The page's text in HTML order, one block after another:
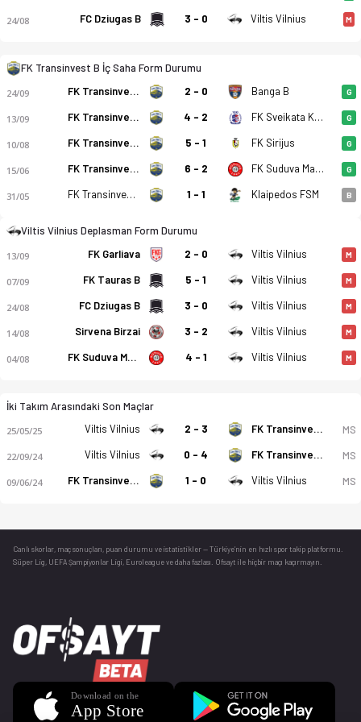
24/08 FC Dziugas B 3 - 0 Viltis Vilnius M
FK Transinvest B İç Saha Form Durumu
24/09 FK Transinvest B 2 - 0 Banga B G
13/09 FK Transinvest B 4 - 2 FK Sveikata Kybartai G
10/08 FK Transinvest B 5 - 1 FK Sirijus G
15/06 FK Transinvest B 6 - 2 FK Suduva Marijampole B G
31/05 FK Transinvest B 1 - 1 Klaipedos FSM B
Viltis Vilnius Deplasman Form Durumu
13/09 FK Garliava 2 - 0 Viltis Vilnius M
07/09 FK Tauras B 5 - 1 Viltis Vilnius M
24/08 FC Dziugas B 3 - 0 Viltis Vilnius M
14/08 Sirvena Birzai 3 - 2 Viltis Vilnius M
04/08 FK Suduva Marijampole B 4 - 1 Viltis Vilnius M
İki Takım Arasındaki Son Maçlar
25/05/25 Viltis Vilnius 2 - 3 FK Transinvest B MS
22/09/24 Viltis Vilnius 0 - 4 FK Transinvest B MS
09/06/24 FK Transinvest B 1 - 0 Viltis Vilnius MS
Canlı skorlar , maç sonuçları, puan durumu ve istatistikler — Türkiye’nin en hızlı spor takip platformu.
Süper Lig, UEFA Şampiyonlar Ligi, Euroleague ve daha fazlası. Ofsayt ile hiçbir maçı kaçırmayın.